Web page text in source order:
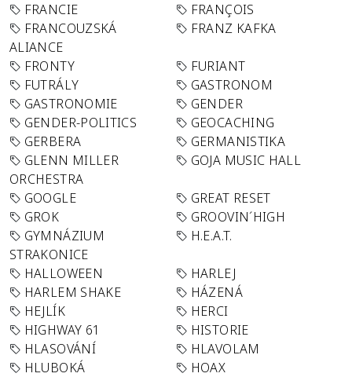
FRANCIE
FRANÇOIS
FRANCOUZSKÁ
ALIANCE
FRANZ KAFKA
FRONTY
FURIANT
FUTRÁLY
GASTRONOM
GASTRONOMIE
GENDER
GENDER-POLITICS
GEOCACHING
GERBERA
GERMANISTIKA
GLENN MILLER
ORCHESTRA
GOJA MUSIC HALL
GOOGLE
GREAT RESET
GROK
GROOVIN´HIGH
GYMNÁZIUM
STRAKONICE
H.E.A.T.
HALLOWEEN
HARLEJ
HARLEM SHAKE
HÁZENÁ
HEJLÍK
HERCI
HIGHWAY 61
HISTORIE
HLASOVÁNÍ
HLAVOLAM
HLUBOKÁ
HOAX